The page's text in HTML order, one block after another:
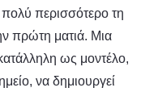
περισσότερο τη
πρώτη ματιά. Μια
ως μοντέλο,
να δημιουργεί